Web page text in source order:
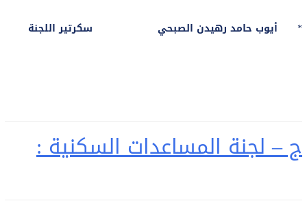
* أيوب حامد رهيدن الصبحي سكرتير اللجنة
ج – لجنة المساعدات السكنية :